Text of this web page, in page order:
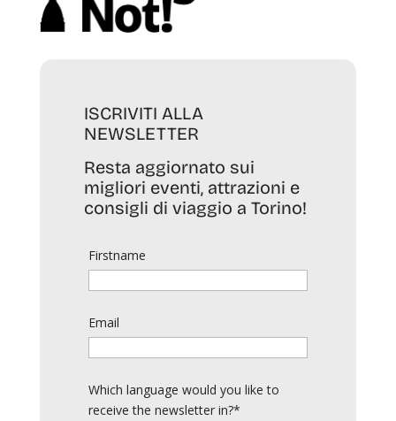
ISCRIVITI ALLA
NEWSLETTER
Resta aggiornato sui
migliori eventi, attrazioni e
consigli di viaggio a Torino!
Firstname
Email
Which language would you like to
receive the newsletter in?*